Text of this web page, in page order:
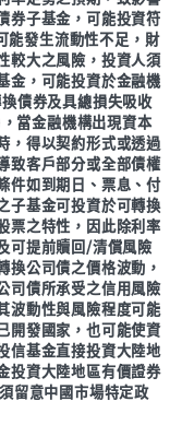
券子基金，可能投資符
發生流動性不足，財
較大之風險，投資人須
金，可能投資於金融機
債券及具總損失吸收
當金融機構出現資本
，得以契約形式或透過
致客戶部分或全部債權
件如到期日、票息、付
子基金可投資於可轉換
票之特性，因此除利率
可提前贖回/清償風險
換公司債之價格波動，
司債所承受之信用風險
波動性與風險程度可能
開發國家，也可能使資
信基金直接投資大陸地
投資大陸地區有價證券
留意中國市場特定政